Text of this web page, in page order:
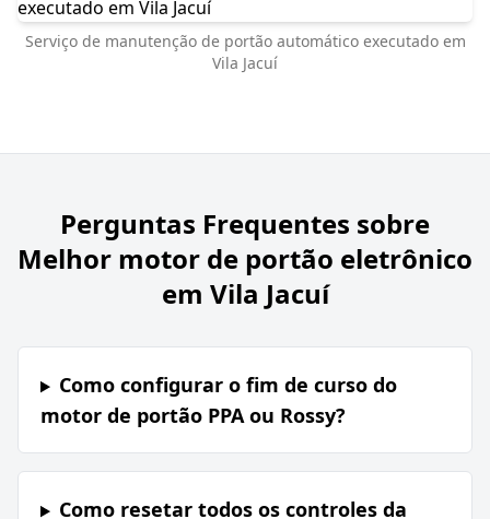
Serviço de manutenção de portão automático executado em
Vila Jacuí
Perguntas Frequentes sobre
Melhor motor de portão eletrônico
em Vila Jacuí
Como configurar o fim de curso do
motor de portão PPA ou Rossy?
Como resetar todos os controles da